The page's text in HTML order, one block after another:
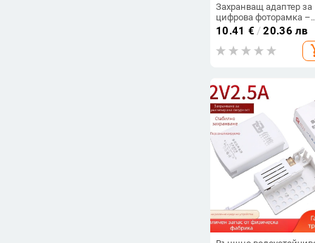
Захранващ адаптер за
цифрова фоторамка –
изходи 12V 1.5A, 9V 2A,
3A; вход 100–240V; CE
сертифициран; модел
10.41 € /20.36 лв